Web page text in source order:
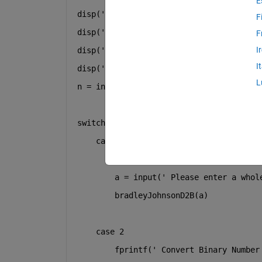
disp( ' Choose an Option Below '
disp( ' 1 Convert Decimal Number to
disp( ' 2 Convert Binary Number to
disp( ' 3 Exit'
n = input(
' Enter Option Number You
switch
case
a = input( ' Please enter a
bradleyJohnsonD2B(a)
case 2
fprintf( ' Convert Binary